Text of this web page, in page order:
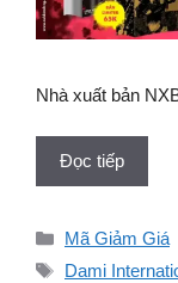
Nhà xuất bản
Đọc tiếp
Danh
mục
Mã Giảm Giá
Thẻ
Dami